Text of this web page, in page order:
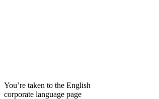
You’re taken to the English
corporate language page